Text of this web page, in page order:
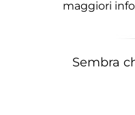
maggiori
Sembra